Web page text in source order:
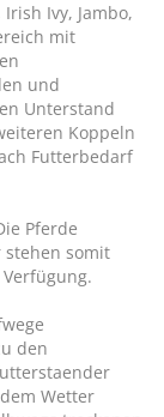
Ivy, Jambo,
mit
und
Unterstand
Koppeln
Futterbedarf
Pferde
somit
den
Wetter